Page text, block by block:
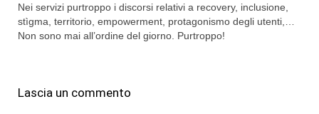
Nei servizi purtroppo i discorsi relativi a recovery, inclusione,
stìgma, territorio, empowerment, protagonismo degli utenti,…
Non sono mai all’ordine del giorno. Purtroppo!
Lascia un commento